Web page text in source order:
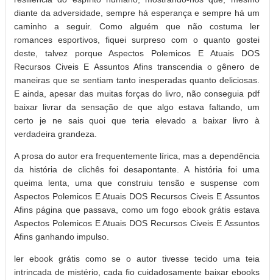
diante da adversidade, sempre há esperança e sempre há um
caminho a seguir. Como alguém que não costuma ler
romances esportivos, fiquei surpreso com o quanto gostei
deste, talvez porque Aspectos Polemicos E Atuais DOS
Recursos Civeis E Assuntos Afins transcendia o gênero de
maneiras que se sentiam tanto inesperadas quanto deliciosas.
E ainda, apesar das muitas forças do livro, não conseguia pdf
baixar livrar da sensação de que algo estava faltando, um
certo je ne sais quoi que teria elevado a baixar livro à
verdadeira grandeza.
A prosa do autor era frequentemente lírica, mas a dependência
da história de clichês foi desapontante. A história foi uma
queima lenta, uma que construiu tensão e suspense com
Aspectos Polemicos E Atuais DOS Recursos Civeis E Assuntos
Afins página que passava, como um fogo ebook grátis estava
Aspectos Polemicos E Atuais DOS Recursos Civeis E Assuntos
Afins ganhando impulso.
ler ebook grátis como se o autor tivesse tecido uma teia
intrincada de mistério, cada fio cuidadosamente baixar ebooks